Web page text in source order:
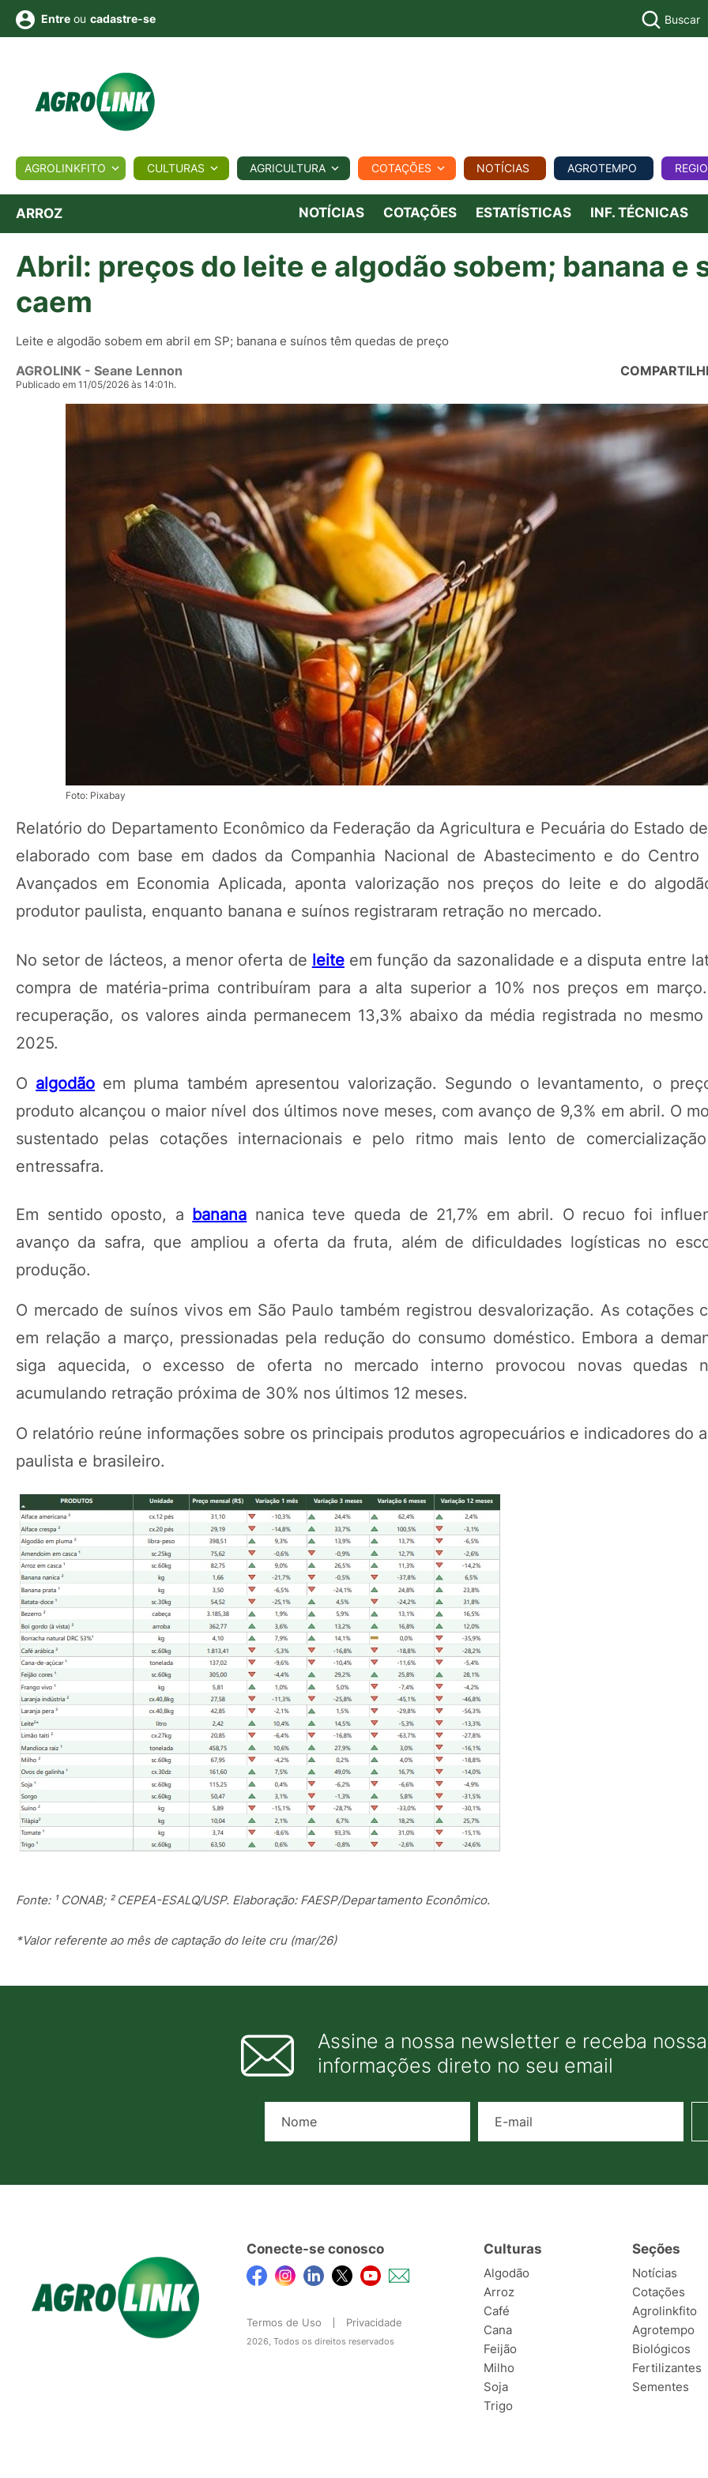
BIOLÓGICOS COTAÇÕES NOTÍCIAS AGROTEMPO REGIONAL COMERCIAL AGROVIAGENS
Conversor Colunistas Eventos
Fotos
Vídeos
Entre ou cadastre-se Buscar
AGROLINKFITO CULTURAS AGRICULTURA COTAÇÕES NOTÍCIAS AGROTEMPO
ARROZ NOTÍCIAS COTAÇÕES ESTATÍSTICAS INF. TÉCNICAS
Abril: preços do leite e algodão sobem; banana e
caem
Leite e algodão sobem em abril em SP; banana e suínos têm quedas de preço
AGROLINK - Seane Lennon
Publicado em 11/05/2026 às 14:01h.
Foto: Pixabay
Relatório do Departamento Econômico da Federação da Agricultura e Pecuária do Estado
elaborado com base em dados da Companhia Nacional de Abastecimento e do Centro
Avançados em Economia Aplicada, aponta valorização nos preços do leite e do
produtor paulista, enquanto banana e suínos registraram retração no mercado.
No setor de lácteos, a menor oferta de leiteem função da sazonalidade e a disputa entre
compra de matéria-prima contribuíram para a alta superior a 10% nos preços em
recuperação, os valores ainda permanecem 13,3% abaixo da média registrada no
2025.
O algodão em pluma também apresentou valorização. Segundo o levantamento, o
produto alcançou o maior nível dos últimos nove meses, com avanço de 9,3% em abril. O
sustentado pelas cotações internacionais e pelo ritmo mais lento de
entressafra.
Em sentido oposto, a banana nanica teve queda de 21,7% em abril. O recuo foi
avanço da safra, que ampliou a oferta da fruta, além de dificuldades logísticas no
produção.
O mercado de suínos vivos em São Paulo também registrou desvalorização. As cotações
em relação a março, pressionadas pela redução do consumo doméstico. Embora a
siga aquecida, o excesso de oferta no mercado interno provocou novas quedas
acumulando retração próxima de 30% nos últimos 12 meses.
O relatório reúne informações sobre os principais produtos agropecuários e indicadores do
paulista e brasileiro.
Fonte: ¹ CONAB; ² CEPEA-ESALQ/USP. Elaboração: FAESP/Departamento Econômico.
*Valor referente ao mês de captação do leite cru (mar/26)
Assine a nossa newsletter e receba
informações direto no seu email
Conecte-se conosco
Termos de Uso Privacidade
2026, Todos os direitos reservados
Culturas
Algodão
Arroz
Café
Cana
Feijão
Milho
Soja
Trigo
Seções
Notícias
Cotações
Agrolinkfito
Agrotempo
Biológicos
Fertilizantes
Sementes